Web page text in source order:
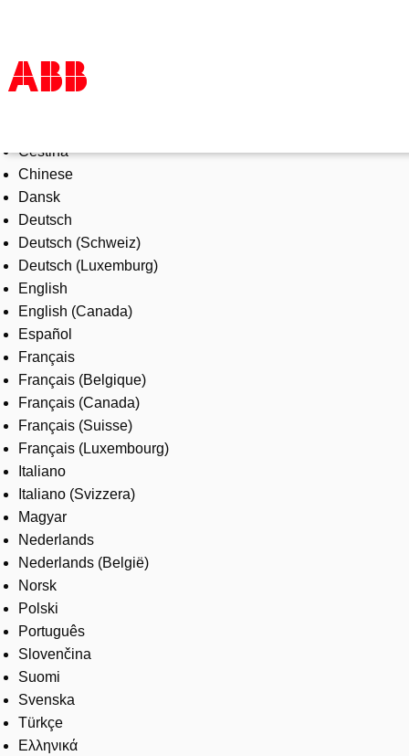
Products & Solutions
Industries
Services
About us
Where to buy
Contact us
Careers
Čeština
Chinese
Dansk
Deutsch
Deutsch (Schweiz)
Deutsch (Luxemburg)
English
English (Canada)
Español
Français
Français (Belgique)
Français (Canada)
Français (Suisse)
Français (Luxembourg)
Italiano
Italiano (Svizzera)
Magyar
Nederlands
Nederlands (België)
Norsk
Polski
Português
Slovenčina
Suomi
Svenska
Türkçe
Ελληνικά